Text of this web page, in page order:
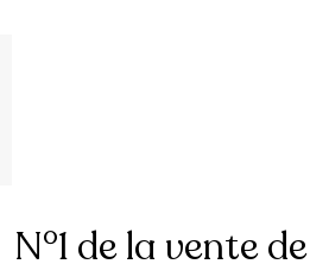
N°1 de la vente